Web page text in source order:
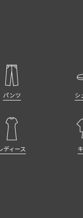
レディース